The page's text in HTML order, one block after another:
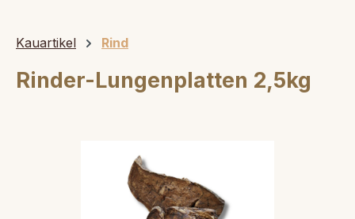
Kauartikel Rind
Rinder-Lungenplatten 2,5kg